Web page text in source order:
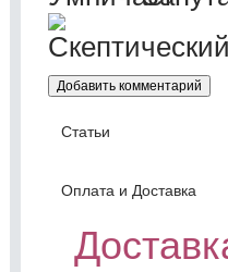
Статьи
Оплата и Доставка